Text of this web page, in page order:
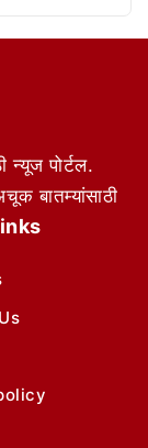
न्यूज पोर्टल.
बातम्यांसाठी